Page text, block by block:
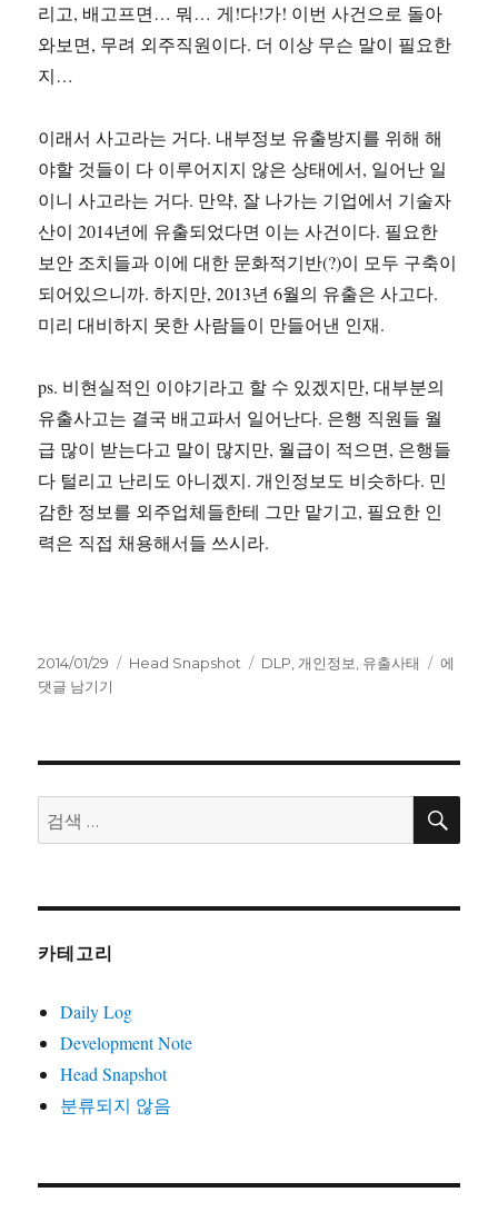
리고, 배고프면… 뭐… 게!다!가! 이번 사건으로 돌아
와보면, 무려 외주직원이다. 더 이상 무슨 말이 필요한
지…
이래서 사고라는 거다. 내부정보 유출방지를 위해 해
야할 것들이 다 이루어지지 않은 상태에서, 일어난 일
이니 사고라는 거다. 만약, 잘 나가는 기업에서 기술자
산이 2014년에 유출되었다면 이는 사건이다. 필요한
보안 조치들과 이에 대한 문화적기반(?)이 모두 구축이
되어있으니까. 하지만, 2013년 6월의 유출은 사고다.
미리 대비하지 못한 사람들이 만들어낸 인재.
ps. 비현실적인 이야기라고 할 수 있겠지만, 대부분의
유출사고는 결국 배고파서 일어난다. 은행 직원들 월
급 많이 받는다고 말이 많지만, 월급이 적으면, 은행들
다 털리고 난리도 아니겠지. 개인정보도 비슷하다. 민
감한 정보를 외주업체들한테 그만 맡기고, 필요한 인
력은 직접 채용해서들 쓰시라.
작
성
2014/01/29
카
Head Snapshot
태
DLP,개인정보, 유출사태
개
리
책
임
에
댓글 남기기
검
색:
검
카테고리
Daily Log
Development Note
Head Snapshot
분류되지 않음